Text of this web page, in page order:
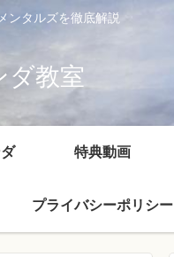
ンタルズを徹底解説
ダ教室
特典動画
プライバシーポリシー